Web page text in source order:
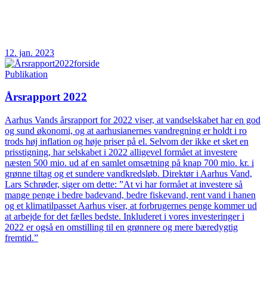
12. jan. 2023
Publikation
Årsrapport 2022
Aarhus Vands årsrapport for 2022 viser, at vandselskabet har en god
og sund økonomi, og at aarhusianernes vandregning er holdt i ro
trods høj inflation og høje priser på el. Selvom der ikke et sket en
prisstigning, har selskabet i 2022 alligevel formået at investere
næsten 500 mio. ud af en samlet omsætning på knap 700 mio. kr. i
grønne tiltag og et sundere vandkredsløb. Direktør i Aarhus Vand,
Lars Schrøder, siger om dette: ”At vi har formået at investere så
mange penge i bedre badevand, bedre fiskevand, rent vand i hanen
og et klimatilpasset Aarhus viser, at forbrugernes penge kommer ud
at arbejde for det fælles bedste. Inkluderet i vores investeringer i
2022 er også en omstilling til en grønnere og mere bæredygtig
fremtid.”